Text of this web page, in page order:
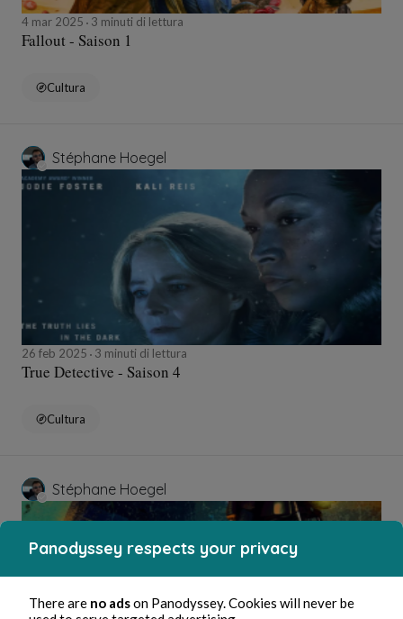
4 mar 2025 3 minuti di lettura
Fallout - Saison 1
Cultura
Stéphane Hoegel
26 feb 2025 3 minuti di lettura
True Detective - Saison 4
Cultura
Stéphane Hoegel
Panodyssey respects your privacy
There are no adson Panodyssey. Cookies will never be